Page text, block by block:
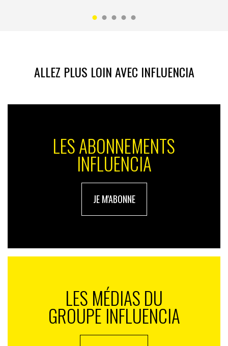
ALLEZ PLUS LOIN AVEC INFLUENCIA
LES ABONNEMENTS
INFLUENCIA
JE M'ABONNE
LES MÉDIAS DU
GROUPE INFLUENCIA